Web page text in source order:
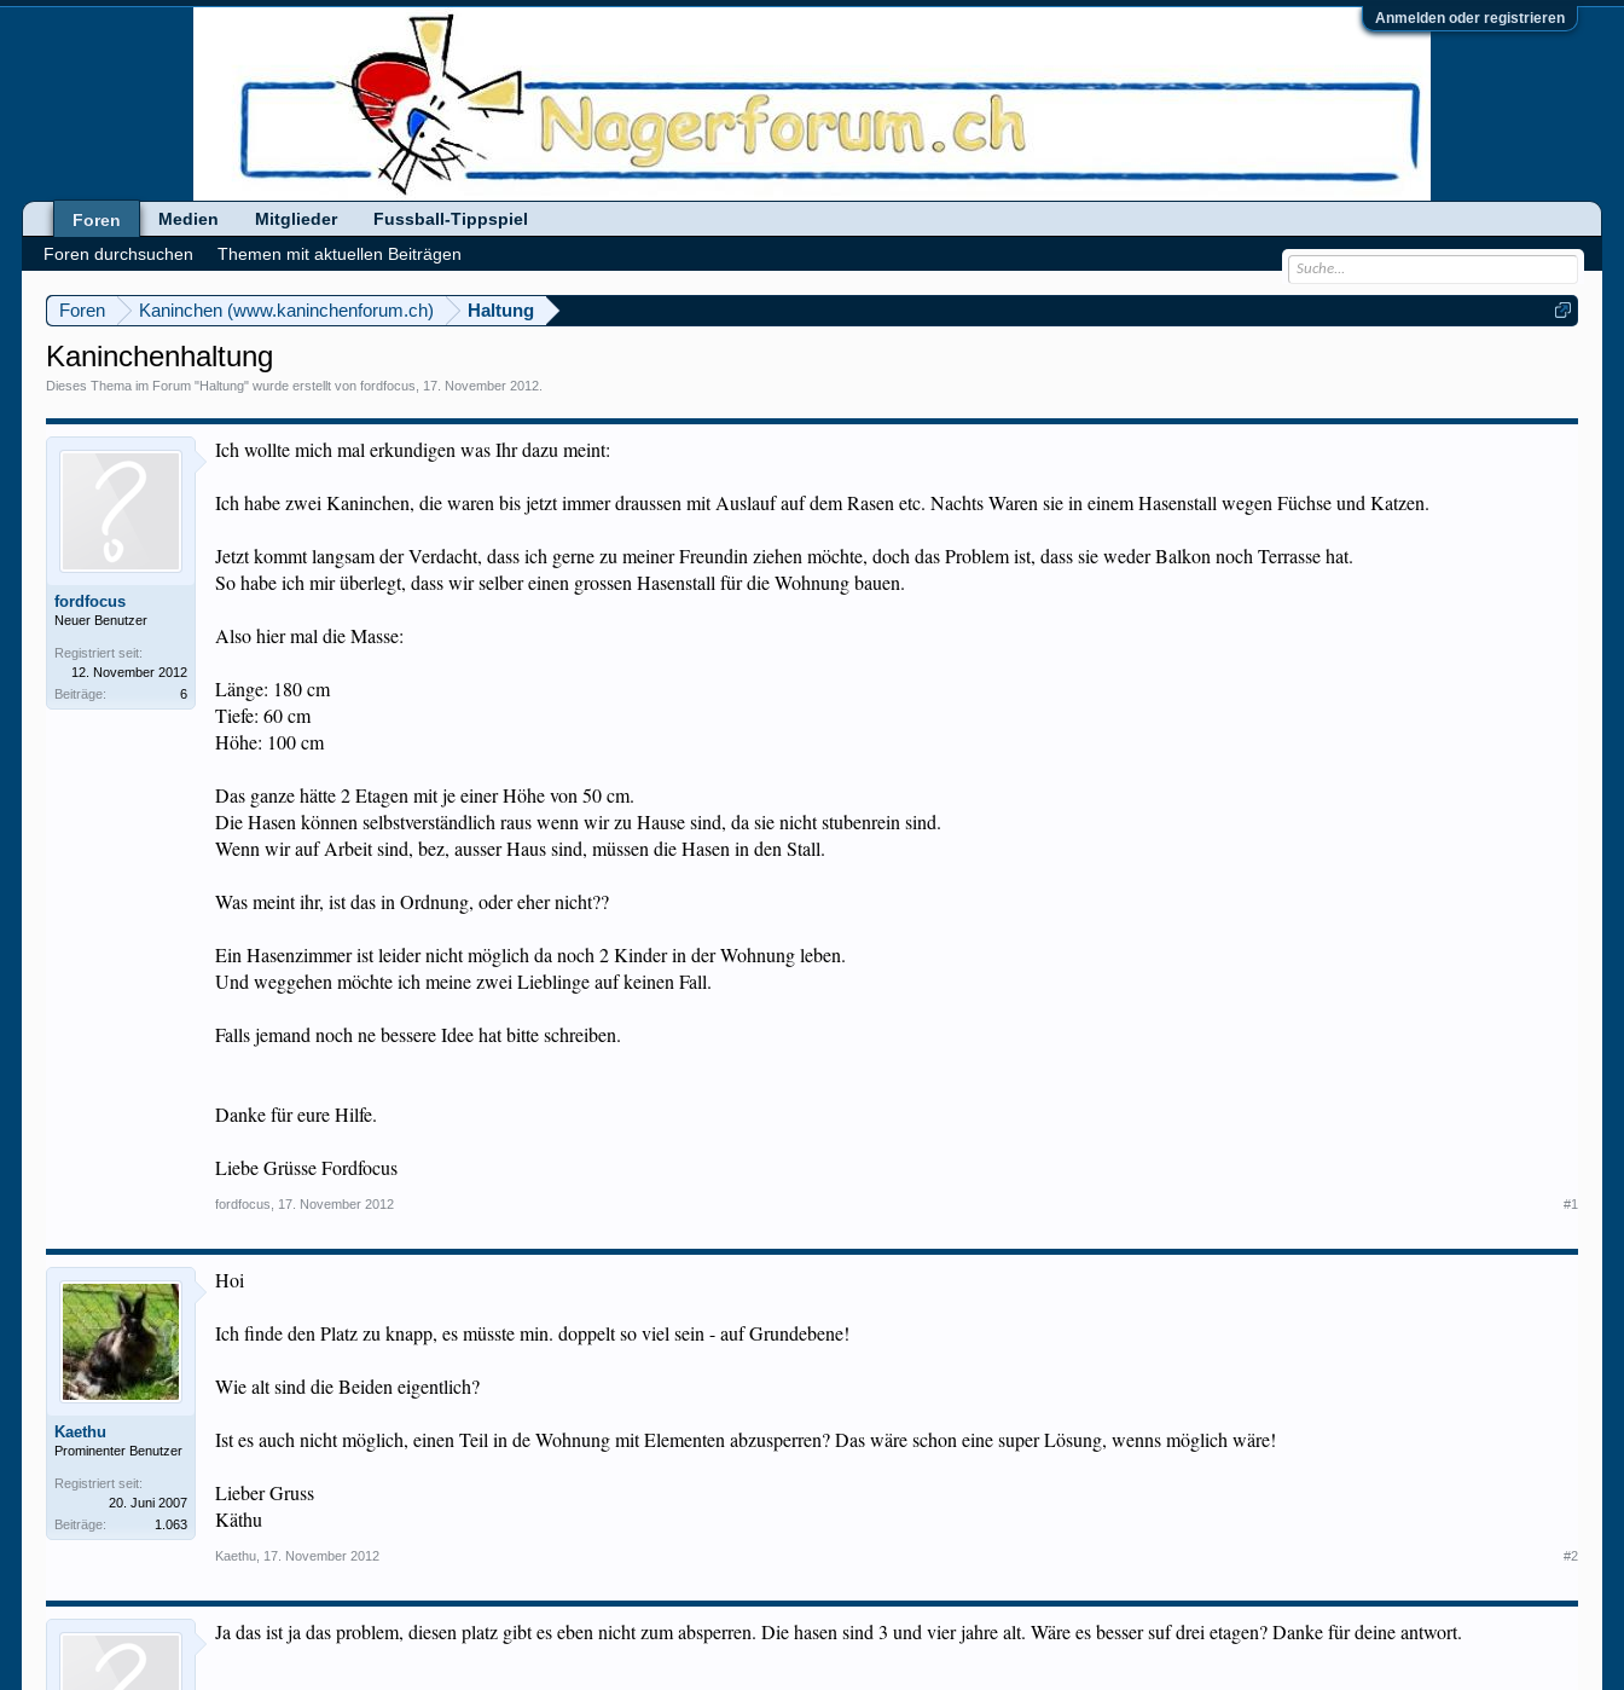
Anmelden oder registrieren
Foren Kaninchen (www.kaninchenforum.ch) Haltung
Kaninchenhaltung
Dieses Thema im Forum "Haltung" wurde erstellt vonfordfocus 17. November 2012
fordfocus
Neuer Benutzer
Registriert seit:
12. November 2012
Beiträge:
6
Ich wollte mich mal erkundigen was Ihr dazu meint:
Ich habe zwei Kaninchen, die waren bis jetzt immer draussen mit Auslauf auf dem Rasen etc. Nachts Waren sie in einem Hasenstall wegen Füchse und Katzen.
Jetzt kommt langsam der Verdacht, dass ich gerne zu meiner Freundin ziehen möchte, doch das Problem ist, dass sie weder Balkon noch Terrasse hat.
So habe ich mir überlegt, dass wir selber einen grossen Hasenstall für die Wohnung bauen.
Also hier mal die Masse:
Länge: 180 cm
Tiefe: 60 cm
Höhe: 100 cm
Das ganze hätte 2 Etagen mit je einer Höhe von 50 cm.
Die Hasen können selbstverständlich raus wenn wir zu Hause sind, da sie nicht stubenrein sind.
Wenn wir auf Arbeit sind, bez, ausser Haus sind, müssen die Hasen in den Stall.
Was meint ihr, ist das in Ordnung, oder eher nicht??
Ein Hasenzimmer ist leider nicht möglich da noch 2 Kinder in der Wohnung leben.
Und weggehen möchte ich meine zwei Lieblinge auf keinen Fall.
Falls jemand noch ne bessere Idee hat bitte schreiben.
Danke für eure Hilfe.
Liebe Grüsse Fordfocus
fordfocus 17. November 2012 #1
Kaethu
Prominenter Benutzer
Registriert seit:
20. Juni 2007
Beiträge:
1.063
Hoi
Ich finde den Platz zu knapp, es müsste min. doppelt so viel sein - auf Grundebene!
Wie alt sind die Beiden eigentlich?
Ist es auch nicht möglich, einen Teil in de Wohnung mit Elementen abzusperren? Das wäre schon eine super Lösung, wenns möglich wäre!
Lieber Gruss
Käthu
Kaethu 17. November 2012 #2
Ja das ist ja das problem, diesen platz gibt es eben nicht zum absperren. Die hasen sind 3 und vier jahre alt. Wäre es besser suf drei etagen? Danke für deine antwort.
Foren
Foren durchsuchen
Themen mit aktuellen Beiträgen
Medien Mitglieder Fussball-Tippspiel